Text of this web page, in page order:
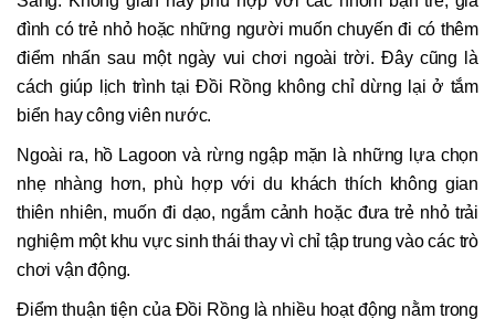
đình có trẻ nhỏ hoặc những người muốn chuyến đi có thêm
điểm nhấn sau một ngày vui chơi ngoài trời. Đây cũng là
cách giúp lịch trình tại Đồi Rồng không chỉ dừng lại ở tắm
biển hay công viên nước.
Ngoài ra, hồ Lagoon và rừng ngập mặn là những lựa chọn
nhẹ nhàng hơn, phù hợp với du khách thích không gian
thiên nhiên, muốn đi dạo, ngắm cảnh hoặc đưa trẻ nhỏ trải
nghiệm một khu vực sinh thái thay vì chỉ tập trung vào các trò
chơi vận động.
Điểm thuận tiện của Đồi Rồng là nhiều hoạt động nằm trong